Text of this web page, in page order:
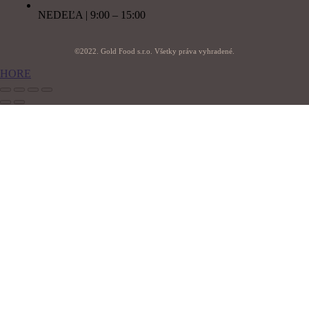
NEDEĽA | 9:00 – 15:00
©2022. Gold Food s.r.o. Všetky práva vyhradené.
HORE